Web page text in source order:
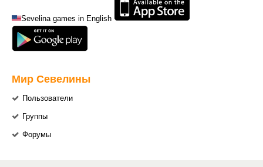
Sevelina games in English
Мир Севелины
Пользователи
Группы
Форумы